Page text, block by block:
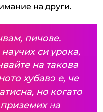
на други.
пичове.
си урока,
на такова
хубаво е, че
но когато
на